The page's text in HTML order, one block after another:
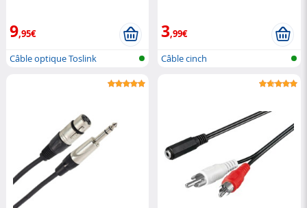
9,95€
Câble optique Toslink
3,99€
Câble cinch